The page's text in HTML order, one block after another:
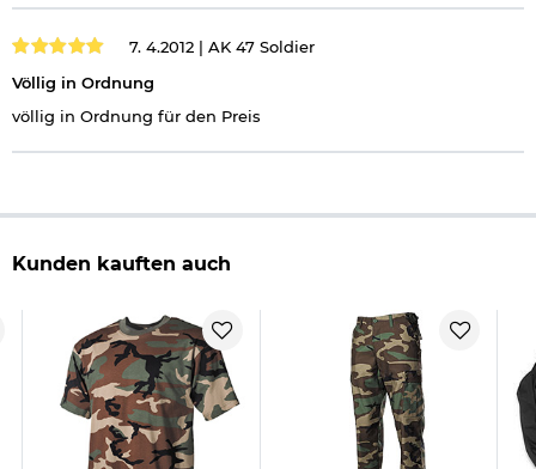
7. 4.2012 | AK 47 Soldier
Völlig in Ordnung
völlig in Ordnung für den Preis
Kunden kauften auch